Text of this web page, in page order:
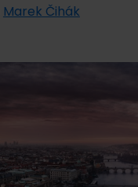
Marek Čihák